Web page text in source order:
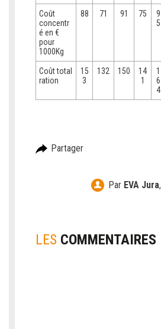
Coût
concentr
é en €
pour
1000Kg
88 71 91 75
9
5
Coût total
ration
15
3
132 150
14
1
1
6
4
Partager
Par EVA Jura,
LES COMMENTAIRES